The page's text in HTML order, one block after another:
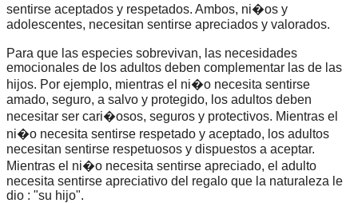
sentirse aceptados y respetados. Ambos, ni�os y
adolescentes, necesitan sentirse apreciados y valorados.
Para que las especies sobrevivan, las necesidades
emocionales de los adultos deben complementar las de las
hijos. Por ejemplo, mientras el ni�o necesita sentirse
amado, seguro, a salvo y protegido, los adultos deben
necesitar ser cari�osos, seguros y protectivos. Mientras el
ni�o necesita sentirse respetado y aceptado, los adultos
necesitan sentirse respetuosos y dispuestos a aceptar.
Mientras el ni�o necesita sentirse apreciado, el adulto
necesita sentirse apreciativo del regalo que la naturaleza le
dio : "su hijo".